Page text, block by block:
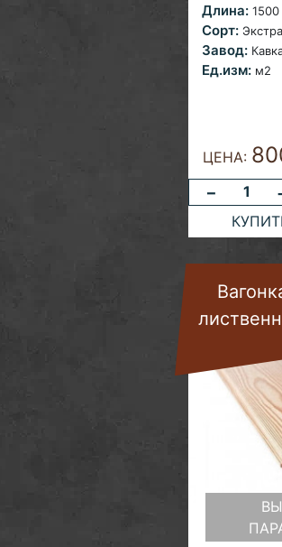
Длина:
Сорт:
Завод:
Ед.изм: м2
ЦЕНА:
-